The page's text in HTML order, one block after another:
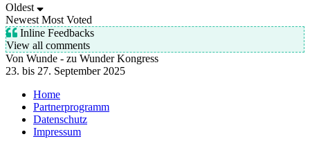
Oldest
Newest Most Voted
Inline Feedbacks
View all comments
Von Wunde - zu Wunder Kongress
23. bis 27. September 2025
Home
Partnerprogramm
Datenschutz
Impressum